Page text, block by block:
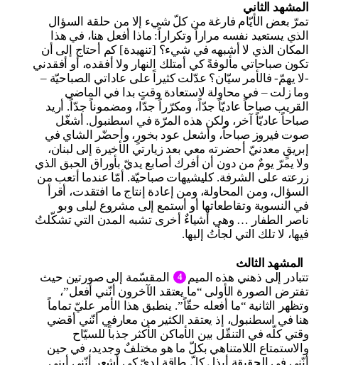
المشهد الثاني
تمرّ بعض الأيّام فارغة من كلّ شيء إلا من حلقة السؤال
الذي يستعيد نفسه مراراً وتكراراً: ماذا أفعل هنا، في هذا
المكان الذي لا أشبهه في شيء؟ [تنهيدة] كم أحتاج إلى أن
تكون صباحاتي مألوفةً كي أمتلك النهار ولا أفقده، أو أفقدني
-لا يهمّ- فالأمر سيّان؟ عدّلت كثيراً على عاداتي الصباحيّة –
وما زلت – في محاولة لاستعادة وقتٍ بدا في الماضي
القريب صباحاً عاديّاً جدّاً، ومكرّراً جدّا، ومضموناً جدّاً. أريد
صباحاً عاديّاً آخر، ولكن هذه المرّة في اسطنبول. أشغّل
صوت فيروز صباحاً، وأشعل عود بخورٍ، وأحضّر الشاي في
إبريقٍ معدنيّ أحضرته معي بعد زيارتي الأخيرة إلى لبنان،
ولا يمرّ يومٌ من دون أن أفرك أصابع يديّ بأوراق الحبق الذي
زرعته على الشرفة. كليشيهات صباحيّة. أمّا عندما أتعب من
السؤال، ومن المحاولة، ومن إعادة إنتاج ما افتقدت، أقرأ
في النسوية وتقاطعاتها أو أستمع إلى مشروع ليلى وبو
ناصر الطفار … وهي أشياءٌ أخرى تشبه المدن التي تشكّلتُ
فيها، لا تلك التي لجأتُ إليها.
المشهد الثالث
تتبادر إلى ذهني هذه الميم
4
المقسّمة إلى صورتين حيث
تفترض الصورة الأولى “ما يعتقد الآخرون أنّني أفعل”،
وتظهر الثانية “ما أفعله حقّاً”. ينطبق هذا الأمر عليّ تماماً
هنا في اسطنبول، إذ يعتقد الكثير من معارفي أنّني أقضي
وقتي كلّه في التنقّل بين الأماكن الأكثر جذباً للسيّاح
والاستمتاع اللامتناهي بكلّ ما هو مختلفٌ وجديد، في حين
أنّني في الحقيقة أبذل كلّ طاقةٍ لديّ كي أشعر أنّني أبني